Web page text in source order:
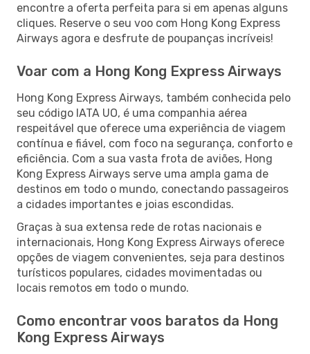
encontre a oferta perfeita para si em apenas alguns
cliques. Reserve o seu voo com Hong Kong Express
Airways agora e desfrute de poupanças incríveis!
Voar com a Hong Kong Express Airways
Hong Kong Express Airways, também conhecida pelo
seu código IATA UO, é uma companhia aérea
respeitável que oferece uma experiência de viagem
contínua e fiável, com foco na segurança, conforto e
eficiência. Com a sua vasta frota de aviões, Hong
Kong Express Airways serve uma ampla gama de
destinos em todo o mundo, conectando passageiros
a cidades importantes e joias escondidas.
Graças à sua extensa rede de rotas nacionais e
internacionais, Hong Kong Express Airways oferece
opções de viagem convenientes, seja para destinos
turísticos populares, cidades movimentadas ou
locais remotos em todo o mundo.
Como encontrar voos baratos da Hong
Kong Express Airways